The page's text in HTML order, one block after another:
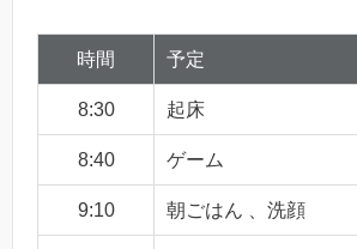
時間 予定
8:30 起床
8:40 ゲーム
9:10 朝ごはん 、洗顔